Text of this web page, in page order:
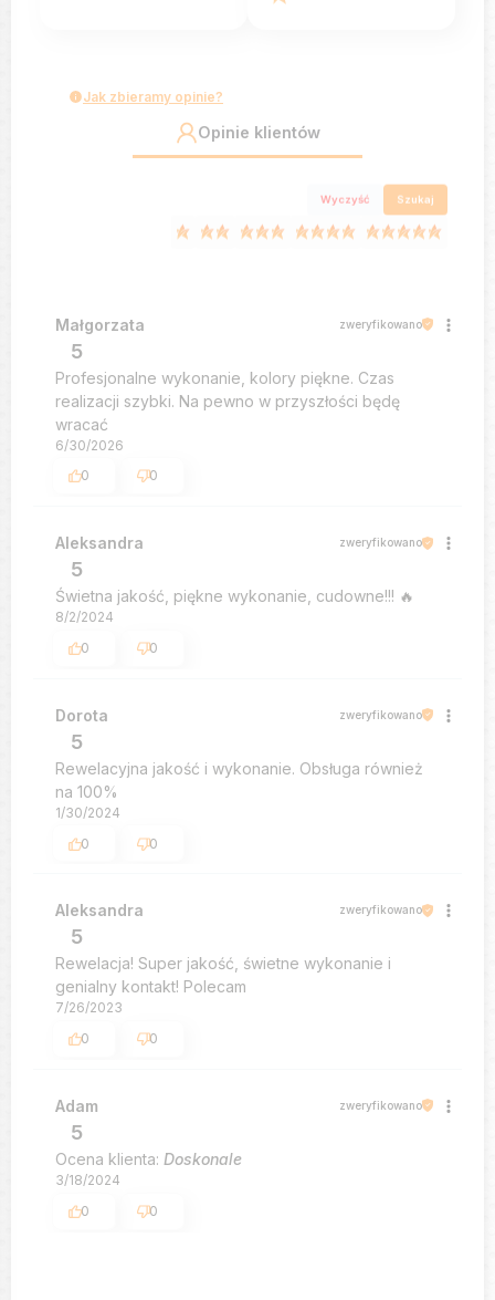
Jak zbieramy opinie?
Opinie klientów
Wyczyść Szukaj
Małgorzata zweryfikowano
5
Profesjonalne wykonanie, kolory piękne. Czas
realizacji szybki. Na pewno w przyszłości będę
wracać
6/30/2026
0
0
Aleksandra zweryfikowano
5
Świetna jakość, piękne wykonanie, cudowne!!! 🔥
8/2/2024
0
0
Dorota zweryfikowano
5
Rewelacyjna jakość i wykonanie. Obsługa również
na 100%
1/30/2024
0
0
Aleksandra zweryfikowano
5
Rewelacja! Super jakość, świetne wykonanie i
genialny kontakt! Polecam
7/26/2023
0
0
Adam zweryfikowano
5
Ocena klienta: Doskonale
3/18/2024
0
0